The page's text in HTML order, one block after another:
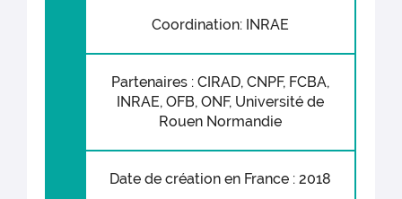
Coordination: INRAE
Partenaires : CIRAD, CNPF, FCBA,
INRAE, OFB, ONF, Université de
Rouen Normandie
Date de création en France : 2018